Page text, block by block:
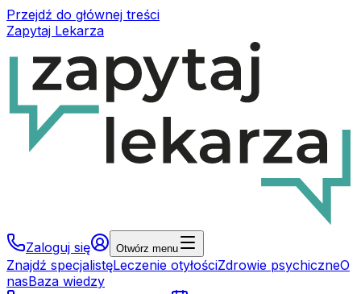
Przejdź do głównej treści
Zapytaj Lekarza
Zaloguj się Otwórz menu
Znajdź specjalistęLeczenie otyłościZdrowie psychiczneO
nasBaza wiedzy